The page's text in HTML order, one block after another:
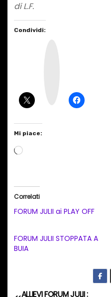
di L.F.
Condividi:
Mi piace:
C
m
e
o
Correlati
FORUM JULII ai PLAY OFF
FORUM JULII STOPPATA A
BUIA
ALLIEVI FORUM JULII :